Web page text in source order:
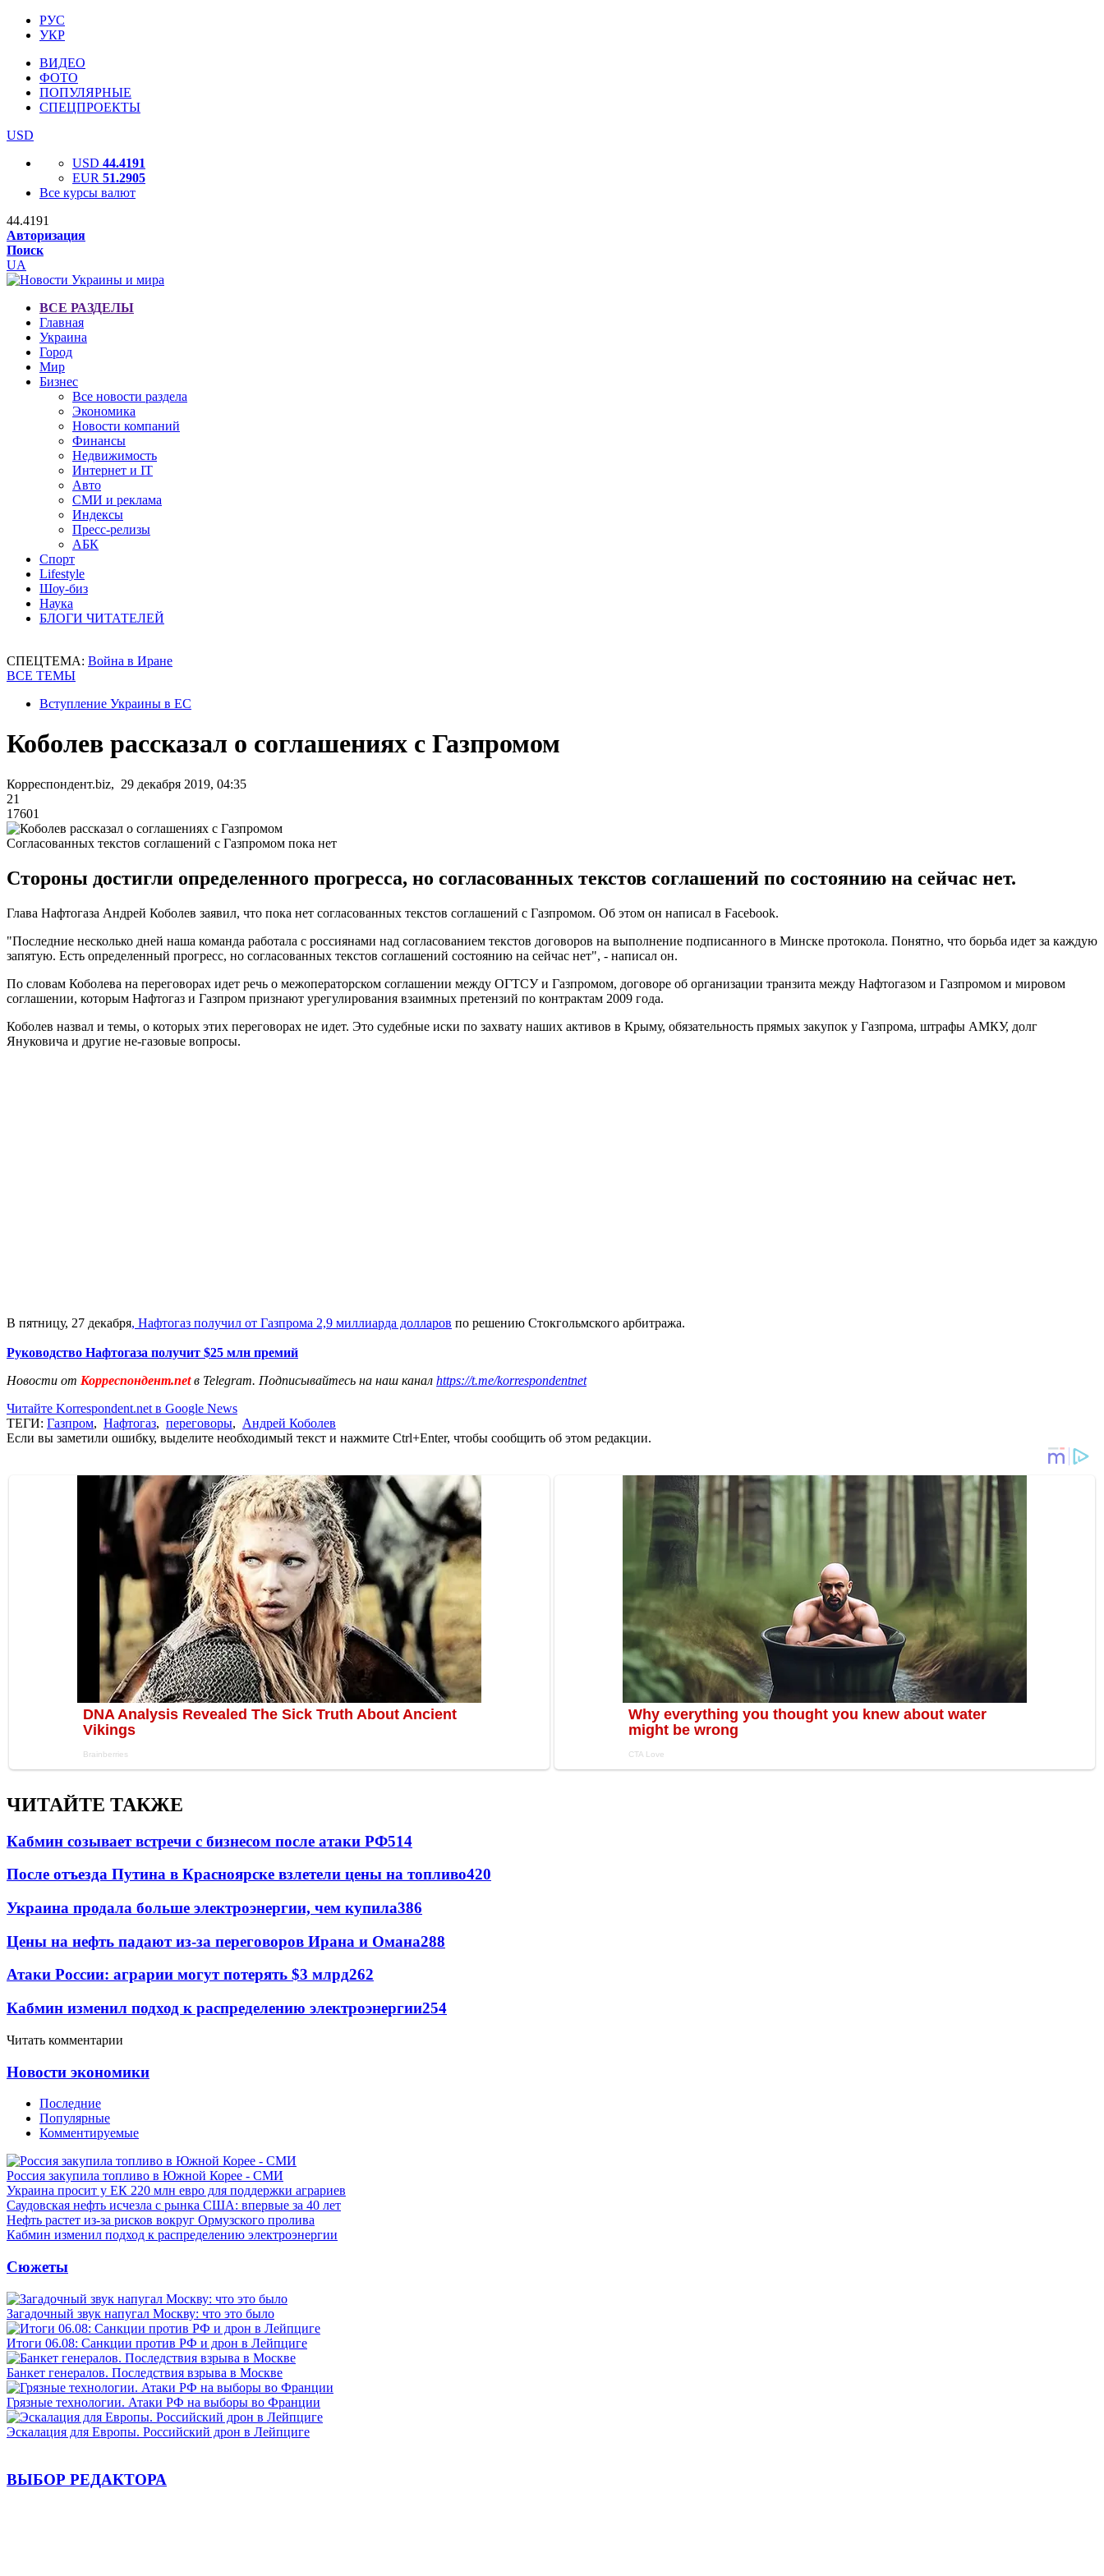
РУС
УКР
ВИДЕО
ФОТО
ПОПУЛЯРНЫЕ
СПЕЦПРОЕКТЫ
USD
USD 44.4191
EUR 51.2905
Все курсы валют
44.4191
Авторизация
Поиск
UA
ВСЕ РАЗДЕЛЫ
Главная
Украина
Город
Мир
Бизнес
Все новости раздела
Экономика
Новости компаний
Финансы
Недвижимость
Интернет и IT
Авто
СМИ и реклама
Индексы
Пресс-релизы
АБК
Спорт
Lifestyle
Шоу-биз
Наука
БЛОГИ ЧИТАТЕЛЕЙ
СПЕЦТЕМА: Война в Иране
ВСЕ ТЕМЫ
Вступление Украины в ЕС
Коболев рассказал о соглашениях с Газпромом
Корреспондент.biz, 29 декабря 2019, 04:35
21
17601
Согласованных текстов соглашений с Газпромом пока нет
Стороны достигли определенного прогресса, но согласованных текстов соглашений по состоянию на сейчас нет.
Глава Нафтогаза Андрей Коболев заявил, что пока нет согласованных текстов соглашений с Газпромом. Об этом он написал в Facebook.
"Последние несколько дней наша команда работала с россиянами над согласованием текстов договоров на выполнение подписанного в Минске протокола. Понятно, что борьба идет за каждую
запятую. Есть определенный прогресс, но согласованных текстов соглашений состоянию на сейчас нет", - написал он.
По словам Коболева на переговорах идет речь о межоператорском соглашении между ОГТСУ и Газпромом, договоре об организации транзита между Нафтогазом и Газпромом и мировом
соглашении, которым Нафтогаз и Газпром признают урегулирования взаимных претензий по контрактам 2009 года.
Коболев назвал и темы, о которых этих переговорах не идет. Это судебные иски по захвату наших активов в Крыму, обязательность прямых закупок у Газпрома, штрафы АМКУ, долг
Януковича и другие не-газовые вопросы.
В пятницу, 27 декабря, Нафтогаз получил от Газпрома 2,9 миллиарда долларов по решению Стокгольмского арбитража.
Руководство Нафтогаза получит $25 млн премий
Новости от Корреспондент.netв Telegram. Подписывайтесь на наш канал https://t.me/korrespondentnet
Читайте Korrespondent.net в Google News
ТЕГИ: Газпром, Нафтогаз, переговоры, Андрей Коболев
Если вы заметили ошибку, выделите необходимый текст и нажмите Ctrl+Enter, чтобы сообщить об этом редакции.
ЧИТАЙТЕ ТАКЖЕ
Кабмин созывает встречи с бизнесом после атаки РФ514
После отъезда Путина в Красноярске взлетели цены на топливо420
Украина продала больше электроэнергии, чем купила386
Цены на нефть падают из-за переговоров Ирана и Омана288
Атаки России: аграрии могут потерять $3 млрд262
Кабмин изменил подход к распределению электроэнергии254
Читать комментарии
Новости экономики
Последние
Популярные
Комментируемые
Россия закупила топливо в Южной Корее - СМИ
Украина просит у ЕК 220 млн евро для поддержки аграриев
Саудовская нефть исчезла с рынка США: впервые за 40 лет
Нефть растет из-за рисков вокруг Ормузского пролива
Кабмин изменил подход к распределению электроэнергии
Сюжеты
Загадочный звук напугал Москву: что это было
Итоги 06.08: Санкции против РФ и дрон в Лейпциге
Банкет генералов. Последствия взрыва в Москве
Грязные технологии. Атаки РФ на выборы во Франции
Эскалация для Европы. Российский дрон в Лейпциге
ВЫБОР РЕДАКТОРА